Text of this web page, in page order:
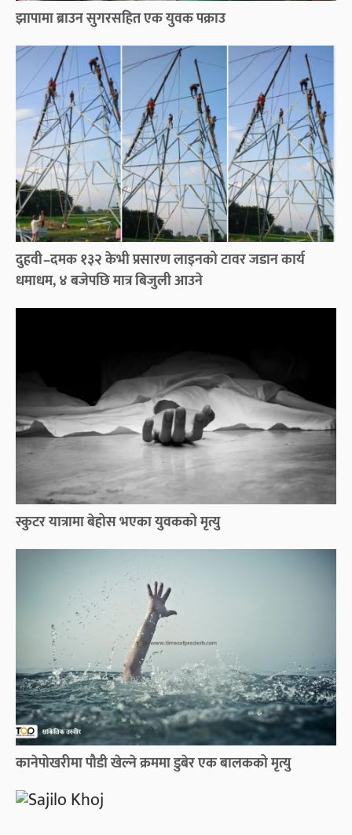
झापामा ब्राउन सुगरसहित एक युवक पक्राउ
दुहवी–दमक १३२ केभी प्रसारण लाइनको टावर जडान कार्य
धमाधम, ४ बजेपछि मात्र बिजुली आउने
स्कुटर यात्रामा बेहोस भएका युवकको मृत्यु
कानेपोखरीमा पौडी खेल्ने क्रममा डुबेर एक बालकको मृत्यु